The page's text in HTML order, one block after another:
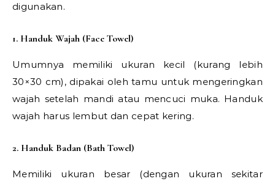
digunakan.
1. Handuk Wajah (Face Towel)
Umumnya memiliki ukuran kecil (kurang lebih
30×30 cm), dipakai oleh tamu untuk mengeringkan
wajah setelah mandi atau mencuci muka. Handuk
wajah harus lembut dan cepat kering.
2. Handuk Badan (Bath Towel)
Memiliki ukuran besar (dengan ukuran sekitar